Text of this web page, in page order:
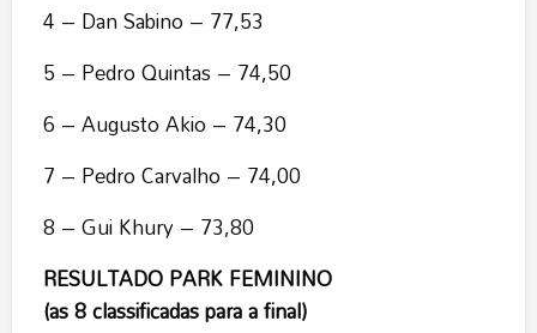
4 – Dan Sabino – 77,53
5 – Pedro Quintas – 74,50
6 – Augusto Akio – 74,30
7 – Pedro Carvalho – 74,00
8 – Gui Khury – 73,80
RESULTADO PARK FEMININO
(as 8 classificadas para a final)